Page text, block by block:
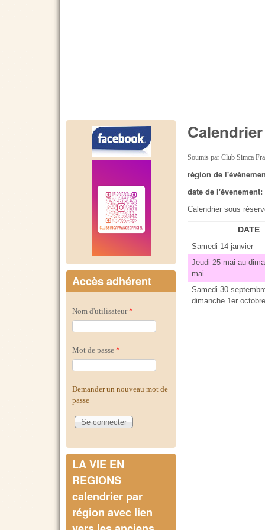
Soumis parClub Simca
région de
date de l'évenement:
Calendrier sous
DATE
Samedi 14 janvier
Jeudi 25 mai au
mai
Samedi 30
dimanche 1er octobre
Accès adhérent
Nom d'utilisateur*
Mot de passe *
Demander un nouveau mot de
passe
LA VIE EN
REGIONS
calendrier par
région avec lien